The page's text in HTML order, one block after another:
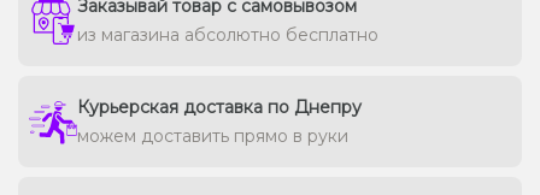
Заказывай товар с самовывозом
из магазина абсолютно бесплатно
Курьерская доставка по Днепру
можем доставить прямо в руки